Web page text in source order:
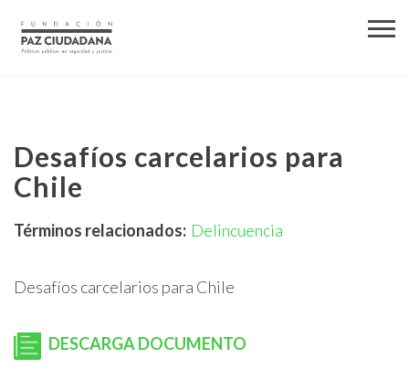
Desafíos carcelarios para
Chile
Términos relacionados: Delincuencia
Desafíos carcelarios para Chile
DESCARGA DOCUMENTO